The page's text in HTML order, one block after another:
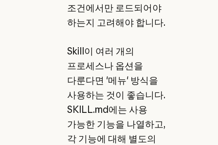
조건에서만 로드되어야
하는지 고려해야 합니다.
Skill이 여러 개의
프로세스나 옵션을
다룬다면 '메뉴' 방식을
사용하는 것이 좋습니다.
SKILL.md에는 사용
가능한 기능을 나열하고,
각 기능에 대해 별도의